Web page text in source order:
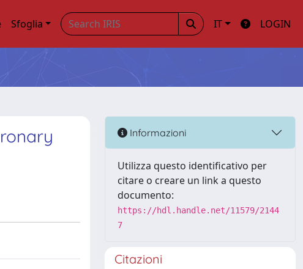
Sfoglia IT LOGIN
Informazioni
Utilizza questo identificativo per
citare o creare un link a questo
documento:
https://hdl.handle.net/11579/2144
7
Citazioni